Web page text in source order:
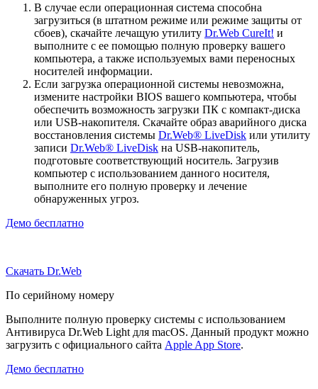
В случае если операционная система способна
загрузиться (в штатном режиме или режиме защиты от
сбоев), скачайте лечащую утилиту Dr.Web CureIt! и
выполните с ее помощью полную проверку вашего
компьютера, а также используемых вами переносных
носителей информации.
Если загрузка операционной системы невозможна,
измените настройки BIOS вашего компьютера, чтобы
обеспечить возможность загрузки ПК с компакт-диска
или USB-накопителя. Скачайте образ аварийного диска
восстановления системы Dr.Web® LiveDisk или утилиту
записи Dr.Web® LiveDisk на USB-накопитель,
подготовьте соответствующий носитель. Загрузив
компьютер с использованием данного носителя,
выполните его полную проверку и лечение
обнаруженных угроз.
Демо бесплатно
Скачать Dr.Web
По серийному номеру
Выполните полную проверку системы с использованием
Антивируса Dr.Web Light для macOS. Данный продукт можно
загрузить с официального сайта Apple App Store.
Демо бесплатно